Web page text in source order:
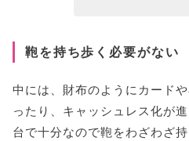
鞄を持ち歩く必要がない
中には、財布のようにカード
ったり、キャッシュレス化が
台で十分なので鞄をわざわざ